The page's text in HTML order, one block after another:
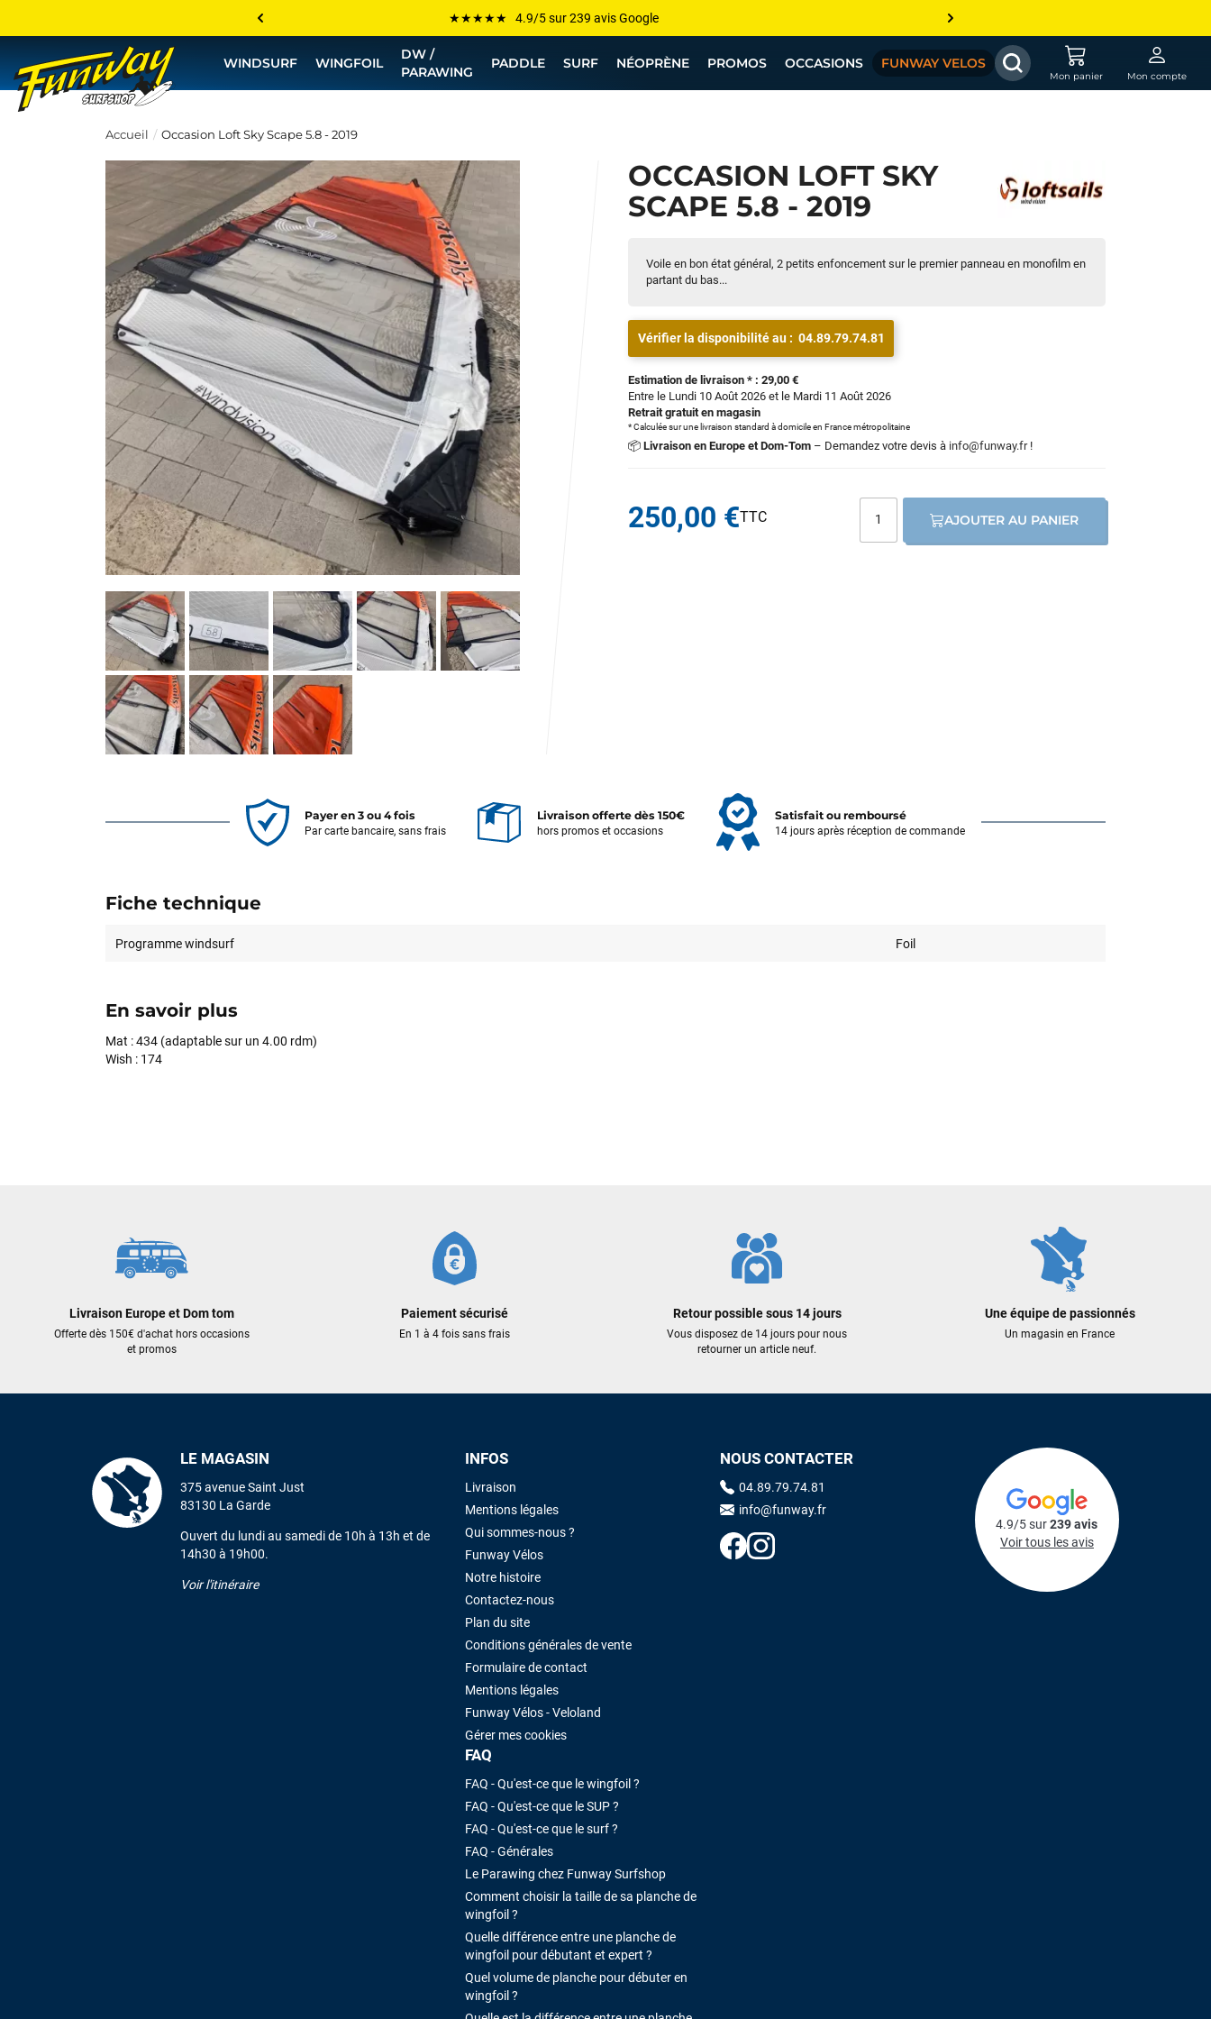
Les plus grandes marques sont chez Funway
Jusqu’à -75% de remise sur le windsurf, wingfoil, etc...
💰 Meilleur prix garanti — Moins cher ailleurs ? On s’aligne !
WINDSURF WINGFOIL
DW /
PARAWING
PADDLE SURF NÉOPRÈNE PROMOS OCCASIONS FUNWAY VELOS
Mon panier Mon compte
Accueil Occasion Loft Sky Scape 5.8 - 2019
OCCASION LOFT SKY
SCAPE 5.8 - 2019
Voile en bon état général, 2 petits enfoncement sur le premier panneau en monofilm en
partant du bas...
Vérifier la disponibilité au : 04.89.79.74.81
Estimation de livraison * : 29,00 €
Entre le Lundi 10 Août 2026 et le Mardi 11 Août 2026
Retrait gratuit en magasin
* Calculée sur une livraison standard à domicile en France métropolitaine
📦 Livraison en Europe et Dom-Tom – Demandez votre devis à info@funway.fr!
250,00 € AJOUTER AU PANIER
Payer en 3 ou 4 fois
Par carte bancaire, sans frais
Livraison offerte dès 150€
hors promos et occasions
Satisfait ou remboursé
14 jours après réception de commande
Fiche technique
Programme windsurf Foil
En savoir plus
Mat : 434 (adaptable sur un 4.00 rdm)
Wish : 174
Livraison Europe et Dom tom
Offerte dès 150€ d'achat hors occasions
et promos
Paiement sécurisé
En 1 à 4 fois sans frais
Retour possible sous 14 jours
Vous disposez de 14 jours pour nous
retourner un article neuf.
Une équipe de passionnés
Un magasin en France
LE MAGASIN
375 avenue Saint Just
83130 La Garde
Ouvert du lundi au samedi de 10h à 13h et de
14h30 à 19h00.
Voir l'itinéraire
INFOS
Livraison
Mentions légales
Qui sommes-nous ?
Funway Vélos
Notre histoire
Contactez-nous
Plan du site
Conditions générales de vente
Formulaire de contact
Mentions légales
Funway Vélos - Veloland
Gérer mes cookies
FAQ
FAQ - Qu'est-ce que le wingfoil ?
FAQ - Qu'est-ce que le SUP ?
FAQ - Qu'est-ce que le surf ?
FAQ - Générales
Le Parawing chez Funway Surfshop
Comment choisir la taille de sa planche de
wingfoil ?
Quelle différence entre une planche de
wingfoil pour débutant et expert ?
Quel volume de planche pour débuter en
wingfoil ?
NOUS CONTACTER
04.89.79.74.81
info@funway.fr
4.9/5 sur239 avis
Voir tous les avis
Cela faisait 6 mois que je galérais à remplacer ma board eux m'ont
trouvé une pépite à laquelle je n'aurais jamais pensé ! Excellent conseil
excellent prix et en plus super sympas. Merci encore pour cette severne
dyno !